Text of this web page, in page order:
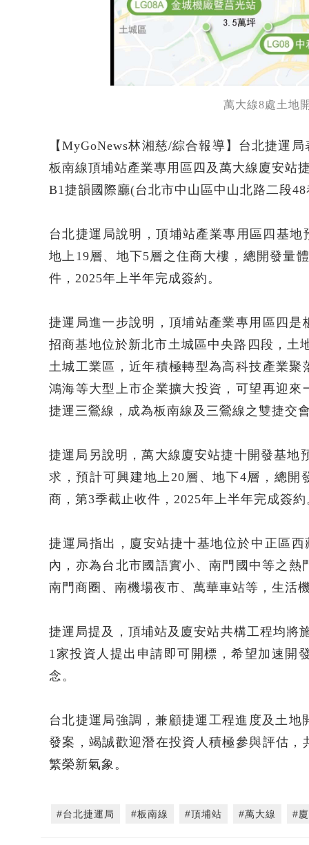
萬大線8處土地
【MyGoNews林湘慈/綜合報導】台北捷運
板南線頂埔站產業專用區四及萬大線廈安站
B1捷韻國際廳(台北市中山區中山北路二段
台北捷運局說明，頂埔站產業專用區四基
地上19層、地下5層之住商大樓，總開發量
件，2025年上半年完成簽約。
捷運局進一步說明，頂埔站產業專用區四
招商基地位於新北市土城區中央路四段，土
土城工業區，近年積極轉型為高科技產業
鴻海等大型上市企業擴大投資，可望再迎
捷運三鶯線，成為板南線及三鶯線之雙捷交
捷運局另說明，萬大線廈安站捷十開發基地
求，預計可興建地上20層、地下4層，總
商，第3季截止收件，2025年上半年完成簽約
捷運局指出，廈安站捷十基地位於中正區
內，亦為台北市國語實小、南門國中等之
南門商圈、南機場夜市、萬華車站等，生活
捷運局提及，頂埔站及廈安站共構工程均將
1家投資人提出申請即可開標，希望加速開
念。
台北捷運局強調，兼顧捷運工程進度及土
發案，竭誠歡迎潛在投資人積極參與評估
繁榮新氣象。
#台北捷運局 #板南線 #頂埔站 #萬大線 #